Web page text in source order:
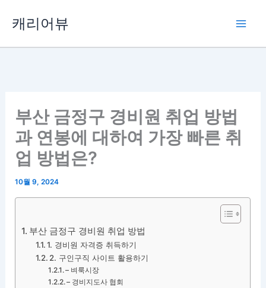
캐리어뷰
부산 금정구 경비원 취업 방법
과 연봉에 대하여 가장 빠른 취
업 방법은?
10월 9, 2024
부산 금정구 경비원 취업 방법
1. 경비원 자격증 취득하기
2. 구인구직 사이트 활용하기
– 벼룩시장
– 경비지도사 협회